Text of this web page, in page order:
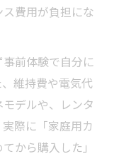
費用が負担にな
前体験で自分に
維持費や電気代
デルや、レンタ
際に「家庭用カ
から購入した」